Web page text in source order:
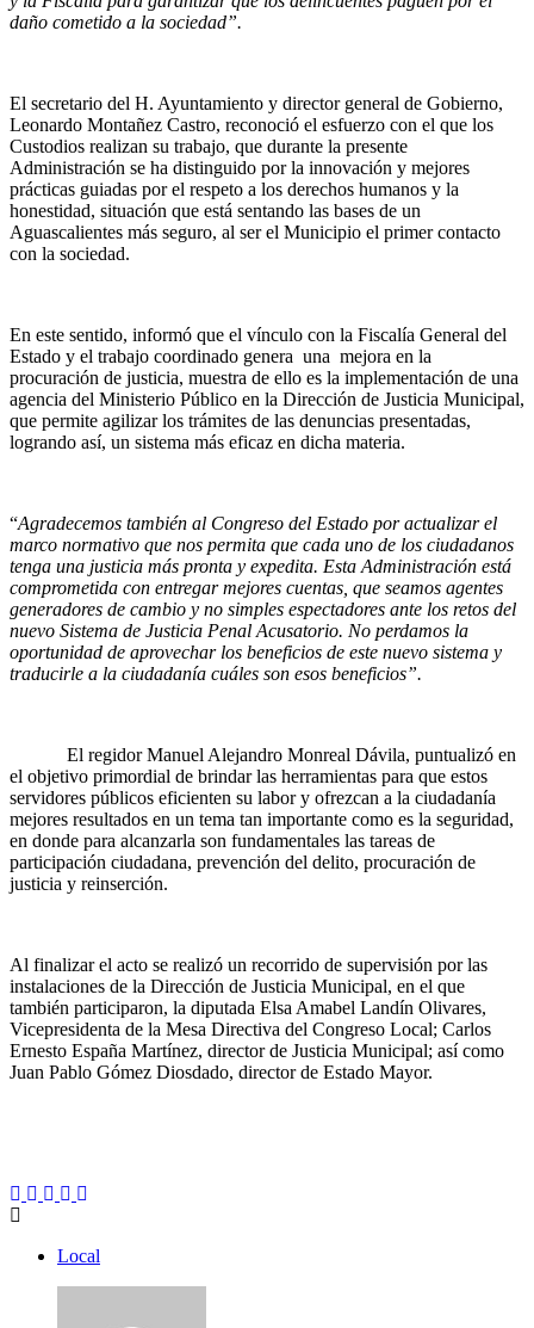
daño cometido a la sociedad”.
El secretario del H. Ayuntamiento y director general de Gobierno,
Leonardo Montañez Castro, reconoció el esfuerzo con el que los
Custodios realizan su trabajo, que durante la presente
Administración se ha distinguido por la innovación y mejores
prácticas guiadas por el respeto a los derechos humanos y la
honestidad, situación que está sentando las bases de un
Aguascalientes más seguro, al ser el Municipio el primer contacto
con la sociedad.
En este sentido, informó que el vínculo con la Fiscalía General del
Estado y el trabajo coordinado genera una mejora en la
procuración de justicia, muestra de ello es la implementación de una
agencia del Ministerio Público en la Dirección de Justicia Municipal,
que permite agilizar los trámites de las denuncias presentadas,
logrando así, un sistema más eficaz en dicha materia.
“Agradecemos también al Congreso del Estado por actualizar el
marco normativo que nos permita que cada uno de los ciudadanos
tenga una justicia más pronta y expedita. Esta Administración está
comprometida con entregar mejores cuentas, que seamos agentes
generadores de cambio y no simples espectadores ante los retos del
nuevo Sistema de Justicia Penal Acusatorio. No perdamos la
oportunidad de aprovechar los beneficios de este nuevo sistema y
traducirle a la ciudadanía cuáles son esos beneficios”.
El regidor Manuel Alejandro Monreal Dávila, puntualizó en
el objetivo primordial de brindar las herramientas para que estos
servidores públicos eficienten su labor y ofrezcan a la ciudadanía
mejores resultados en un tema tan importante como es la seguridad,
en donde para alcanzarla son fundamentales las tareas de
participación ciudadana, prevención del delito, procuración de
justicia y reinserción.
Al finalizar el acto se realizó un recorrido de supervisión por las
instalaciones de la Dirección de Justicia Municipal, en el que
también participaron, la diputada Elsa Amabel Landín Olivares,
Vicepresidenta de la Mesa Directiva del Congreso Local; Carlos
Ernesto España Martínez, director de Justicia Municipal; así como
Juan Pablo Gómez Diosdado, director de Estado Mayor.
Local